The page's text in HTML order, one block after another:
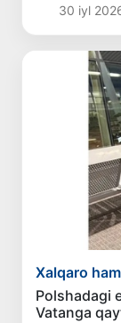
30 iyl
Xalqaro
Polshadagi
Vatanga